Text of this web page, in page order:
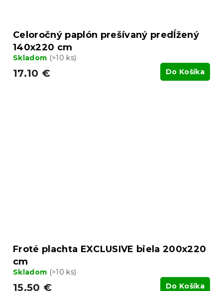
Celoročný paplón prešívaný predĺžený
140x220 cm
Skladom (>10 ks)
17.10 € Do Košíka
Froté plachta EXCLUSIVE biela 200x220
cm
Skladom (>10 ks)
15.50 € Do Košíka